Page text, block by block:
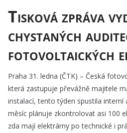
Tisková zpráva
chystaných
fotovoltaických
Praha 31. ledna (ČTK) – Česká
která zastupuje převážně majitele
instalací, tento týden spustila interní
měsíc plánuje zkontrolovat asi 100
zda mají elektrárny po technické i